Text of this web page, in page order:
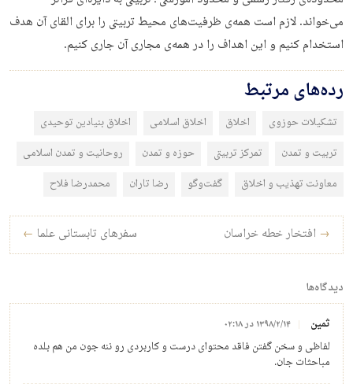
می‌خواند. لازم است همه‌ی ظرفیت‌های محیط تربیتی را برای القای آن هدف
استخدام کنیم و این اهداف را در همه‌ی مجاری آن جاری کنیم.
رده‌های مرتبط
تشکیلات حوزوی اخلاق اخلاق اسلامی
اخلاق بنیادین توحیدی
تربیت و تمدن
تمرکز تربیتی حوزه و تمدن
روحانیت و تمدن اسلامی
معاونت تهذیب و اخلاق
گفت‌وگو رضا تاران محمدرضا فلاح
راه‌بری نوشته
→ افتخار خطه خراسان سفرهای تابستانی علما ←
دیدگاه‌ها
ثمین ۱۳۹۸/۲/۱۴ در ۰۲:۱۸
لفاظی و سخن گفتن فاقد محتوای درست و کاربردی رو ننه جون من هم بلده
مباحثات جان.